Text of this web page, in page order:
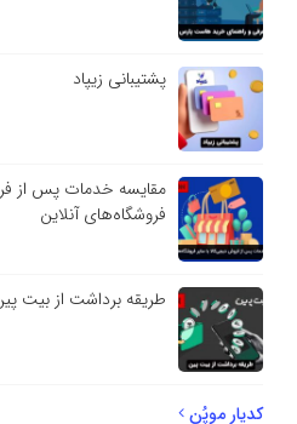
پشتیبانی زیپاد
مقایسه خدمات پس از
فروشگاه‌های آنلاین
طریقه برداشت از بیت
کدیار موپُن